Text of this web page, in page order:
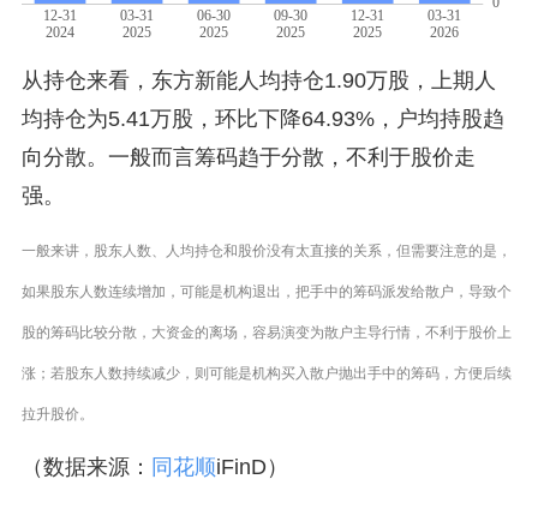
从持仓来看，东方新能人均持仓1.90万股，上期人
均持仓为5.41万股，环比下降64.93%，户均持股趋
向分散。一般而言筹码趋于分散，不利于股价走
强。
一般来讲，股东人数、人均持仓和股价没有太直接的关系，但需要注意的是，
如果股东人数连续增加，可能是机构退出，把手中的筹码派发给散户，导致个
股的筹码比较分散，大资金的离场，容易演变为散户主导行情，不利于股价上
涨；若股东人数持续减少，则可能是机构买入散户抛出手中的筹码，方便后续
拉升股价。
（数据来源： 同花顺iFinD）